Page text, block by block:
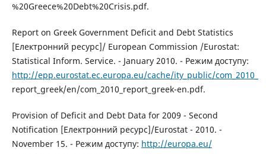
%20Greece%20Debt%20Crisis.pdf.
Report on Greek Government Deficit and Debt Statistics
[Електронний ресурс]/ European Commission /Eurostat:
Statistical Inform. Service. - January 2010. - Режим доступу:
http://epp.eurostat.ec.europa.eu/cache/ity_public/com_2010_
report_greek/en/com_2010_report_greek-en.pdf.
Provision of Deficit and Debt Data for 2009 - Second
Notification [Електронний ресурс]/Eurostat - 2010. -
November 15. - Режим доступу: http://europa.eu/